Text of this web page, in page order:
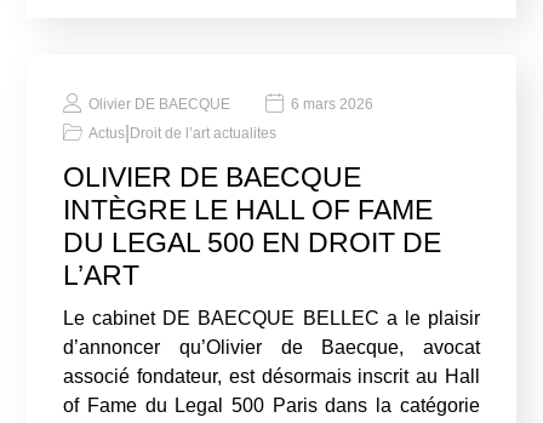
Olivier DE BAECQUE
6 mars 2026
Actus Droit de l’art actualites
OLIVIER DE BAECQUE
INTÈGRE LE HALL OF FAME
DU LEGAL 500 EN DROIT DE
L’ART
Le cabinet DE BAECQUE BELLEC a le plaisir
d’annoncer qu’Olivier de Baecque, avocat
associé fondateur, est désormais inscrit au Hall
of Fame du Legal 500 Paris dans la catégorie